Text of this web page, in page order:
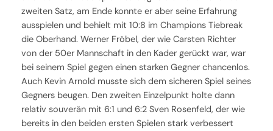
zweiten Satz, am Ende konnte er aber seine Erfahrung
ausspielen und behielt mit 10:8 im Champions Tiebreak
die Oberhand. Werner Fröbel, der wie Carsten Richter
von der 50er Mannschaft in den Kader gerückt war, war
bei seinem Spiel gegen einen starken Gegner chancenlos.
Auch Kevin Arnold musste sich dem sicheren Spiel seines
Gegners beugen. Den zweiten Einzelpunkt holte dann
relativ souverän mit 6:1 und 6:2 Sven Rosenfeld, der wie
bereits in den beiden ersten Spielen stark verbessert